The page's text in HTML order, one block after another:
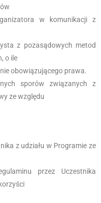
w komunikacji z
z pozasądowych metod
o ile
obowiązującego prawa.
sporów związanych z
ze względu
z udziału w Programie ze
przez Uczestnika